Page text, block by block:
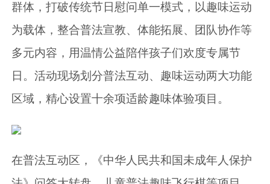
群体，打破传统节日慰问单一模式，以趣味运动
为载体，整合普法宣教、体能拓展、团队协作等
多元内容，用温情公益陪伴孩子们欢度专属节
日。活动现场划分普法互动、趣味运动两大功能
区域，精心设置十余项适龄趣味体验项目。
在普法互动区，《中华人民共和国未成年人保护